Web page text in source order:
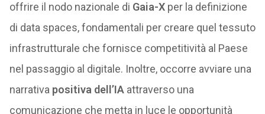
offrire il nodo nazionale di Gaia-Xper la definizione
di data spaces, fondamentali per creare quel tessuto
infrastrutturale che fornisce competitività al Paese
nel passaggio al digitale. Inoltre, occorre avviare una
narrativa positiva dell’IAattraverso una
comunicazione che metta in luce le opportunità